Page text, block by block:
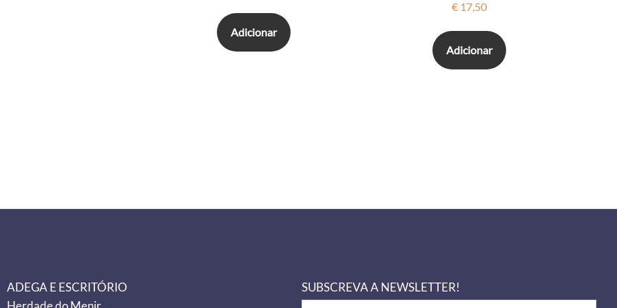
Adicionar
€ 17,50
Adicionar
ADEGA E ESCRITÓRIO
SUBSCREVA A NEWSLETTER!